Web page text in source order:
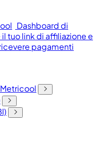
Dashboard di
tuo link di affiliazione e
pagamenti